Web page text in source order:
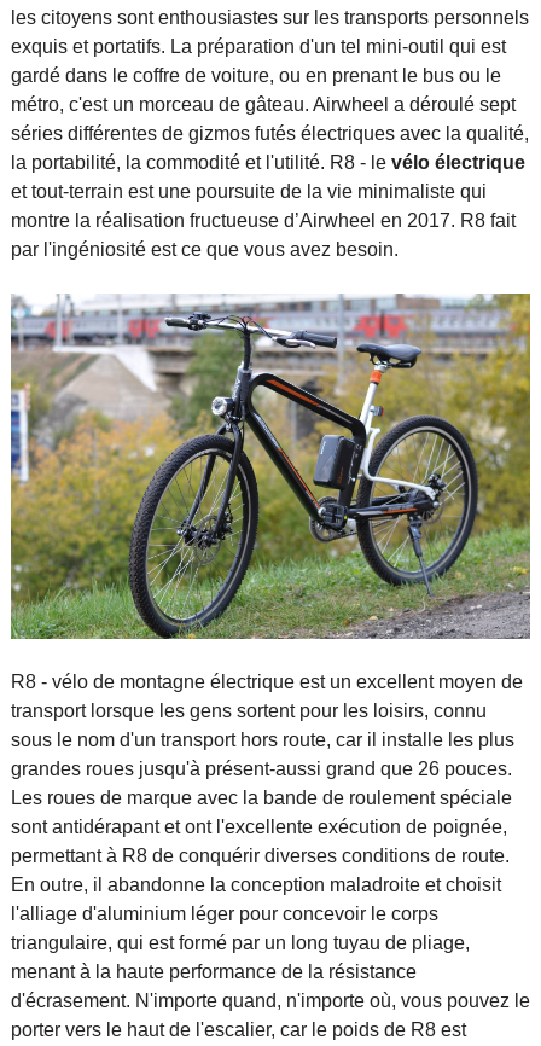
les citoyens sont enthousiastes sur les transports personnels
exquis et portatifs. La préparation d'un tel mini-outil qui est
gardé dans le coffre de voiture, ou en prenant le bus ou le
métro, c'est un morceau de gâteau. Airwheel a déroulé sept
séries différentes de gizmos futés électriques avec la qualité,
la portabilité, la commodité et l'utilité. R8 - le vélo électrique
et tout-terrain est une poursuite de la vie minimaliste qui
montre la réalisation fructueuse d’Airwheel en 2017. R8 fait
par l'ingéniosité est ce que vous avez besoin.
R8 - vélo de montagne électrique est un excellent moyen de
transport lorsque les gens sortent pour les loisirs, connu
sous le nom d'un transport hors route, car il installe les plus
grandes roues jusqu'à présent-aussi grand que 26 pouces.
Les roues de marque avec la bande de roulement spéciale
sont antidérapant et ont l'excellente exécution de poignée,
permettant à R8 de conquérir diverses conditions de route.
En outre, il abandonne la conception maladroite et choisit
l'alliage d'aluminium léger pour concevoir le corps
triangulaire, qui est formé par un long tuyau de pliage,
menant à la haute performance de la résistance
d'écrasement. N'importe quand, n'importe où, vous pouvez le
porter vers le haut de l'escalier, car le poids de R8 est